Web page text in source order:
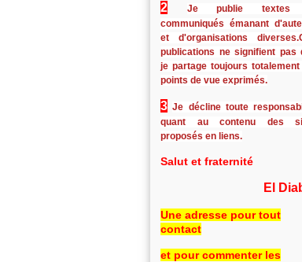
2
Je publie textes
communiqués émanant
et d'organisations
publications ne signifient pas
je partage toujours totalement
points de vue exprimés.
3 Je décline toute
quant au contenu des
proposés en liens.
Salut et fraternité
El
Une adresse pour tout
contact
et pour commenter les